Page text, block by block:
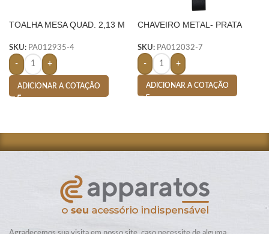
TOALHA MESA QUAD. 2,13 M
SKU: PA012935-4
- +
ADICIONAR A COTAÇÃO
CHAVEIRO METAL- PRATA
SKU: PA012032-7
- +
ADICIONAR A COTAÇÃO